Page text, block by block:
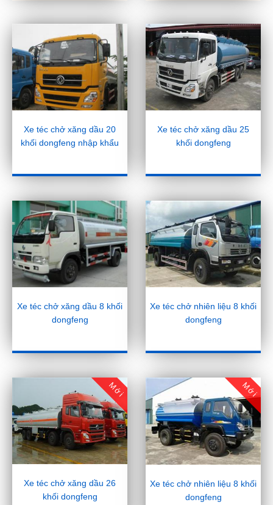
Xe téc chở xăng dầu 20
khối dongfeng nhập khẩu
Xe téc chở xăng dầu 25
khối dongfeng
Xe téc chở xăng dầu 8 khối
dongfeng
Xe téc chở nhiên liệu 8 khối
dongfeng
Mới
Xe téc chở xăng dầu 26
khối dongfeng
Mới
Xe téc chở nhiên liệu 8 khối
dongfeng